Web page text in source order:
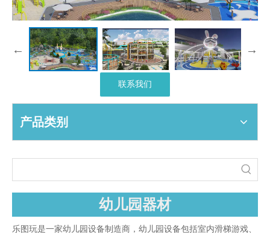
联系我们
产品类别
幼儿园器材
乐图玩是一家幼儿园设备制造商，幼儿园设备包括室内滑梯游戏、